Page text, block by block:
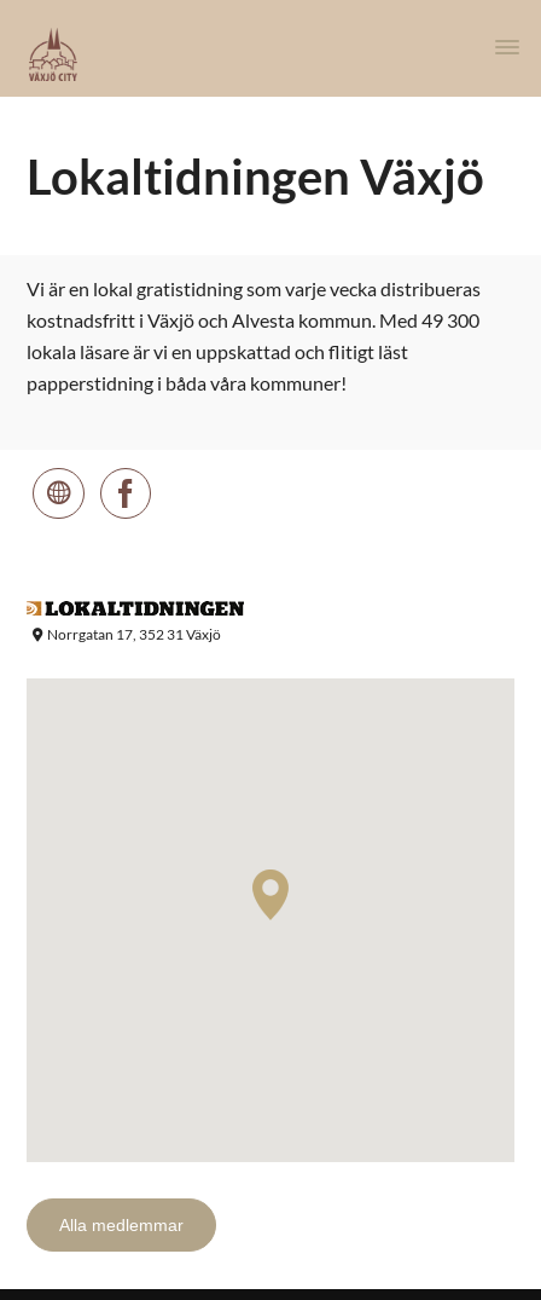
Sök efter:
Lokaltidningen Växjö
Vi är en lokal gratistidning som varje vecka distribueras
kostnadsfritt i Växjö och Alvesta kommun. Med 49 300
lokala läsare är vi en uppskattad och flitigt läst
papperstidning i båda våra kommuner!
Norrgatan 17, 352 31 Växjö
Alla medlemmar